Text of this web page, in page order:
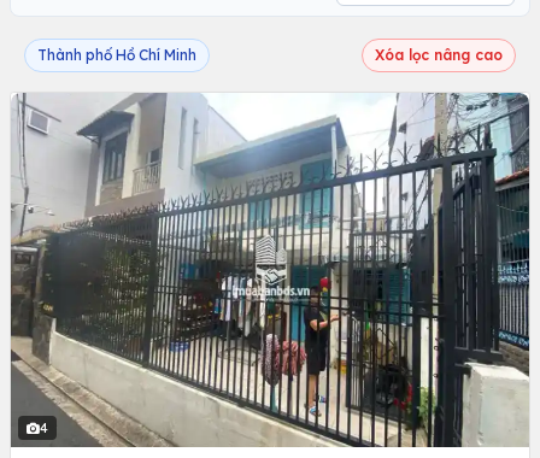
Thành phố Hồ Chí Minh Xóa lọc nâng cao
4